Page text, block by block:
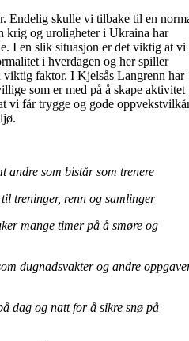
Endelig skulle vi tilbake til en
krig og uroligheter i Ukraina har
I en slik situasjon er det viktig at vi
i hverdagen og her spiller
viktig faktor. I Kjelsås Langrenn har
som er med på å skape aktivitet
vi får trygge og gode
andre som bistår som trenere
treninger, renn og samlinger
mange timer på å smøre og
dugnadsvakter og andre
dag og natt for å sikre snø på